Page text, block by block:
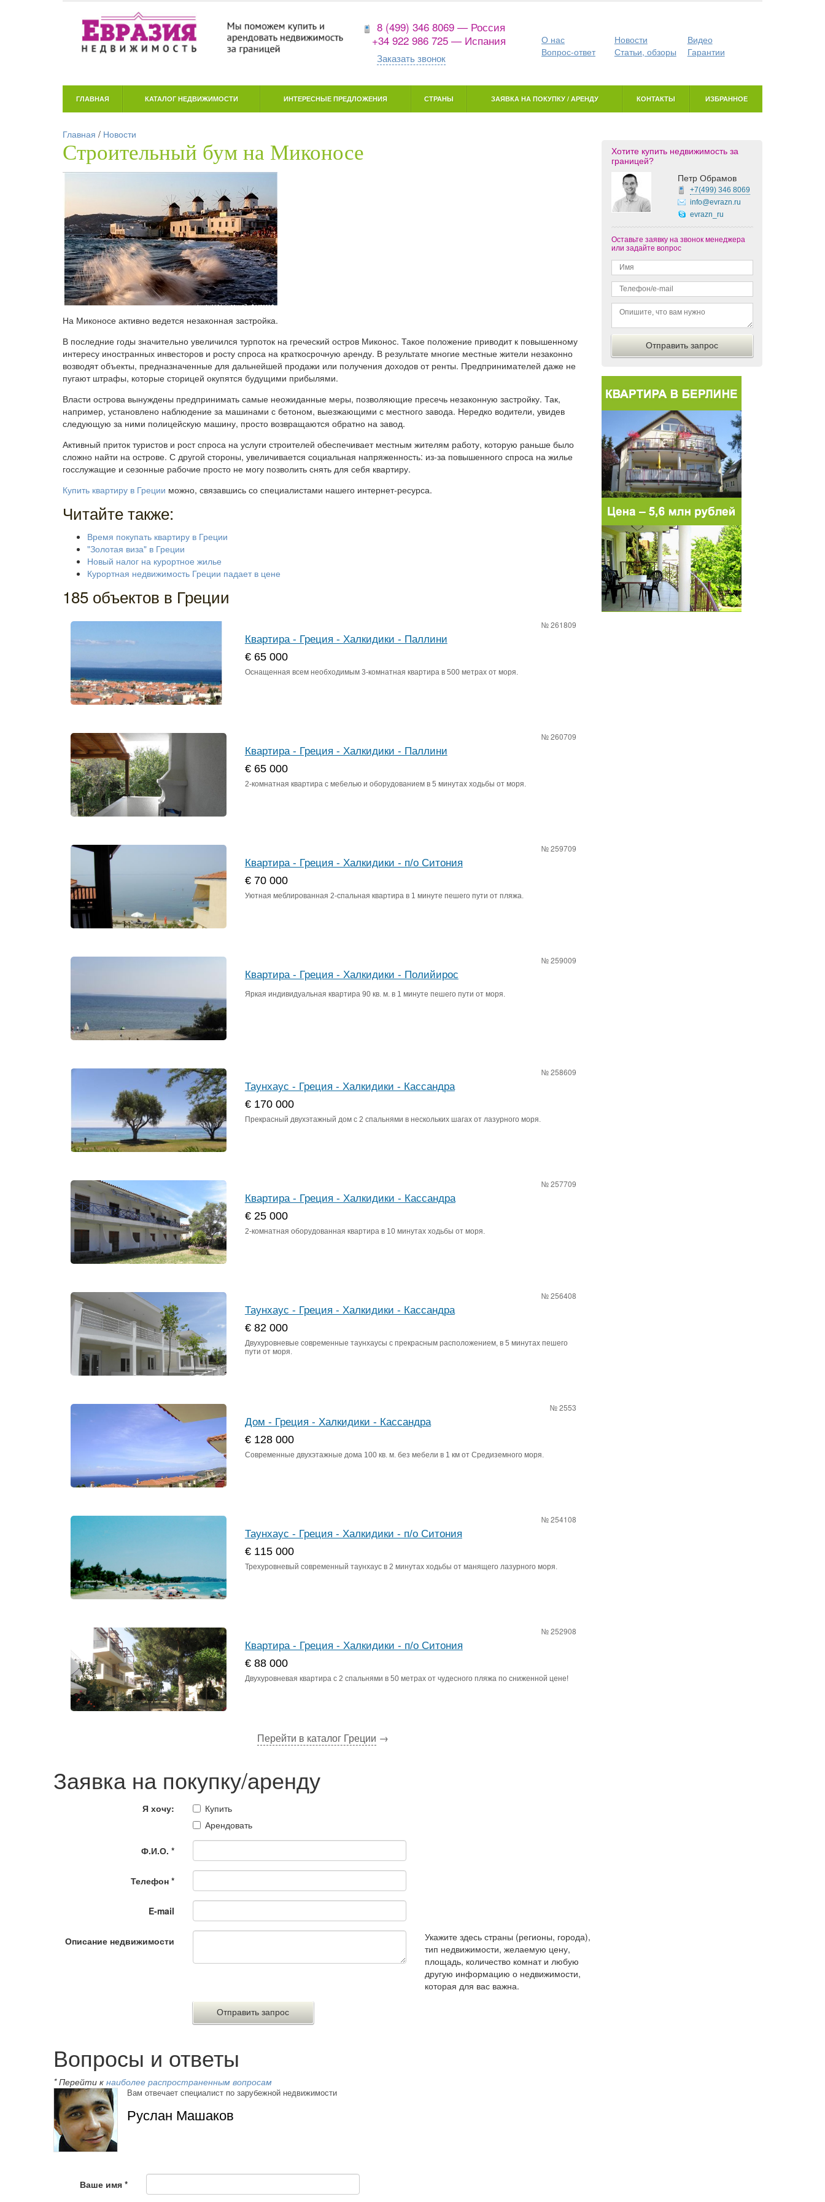
8 (499) 346 8069 — Россия
+34 922 986 725 — Испания
Заказать звонок
О нас Новости
Видео
Вопрос-ответ
Статьи, обзоры Гарантии
ГЛАВНАЯ КАТАЛОГ НЕДВИЖИМОСТИ ИНТЕРЕСНЫЕ ПРЕДЛОЖЕНИЯ СТРАНЫ ЗАЯВКА НА ПОКУПКУ / АРЕНДУ КОНТАКТЫ ИЗБРАННОЕ
Главная / Новости
Строительный бум на Миконосе
На Миконосе активно ведется незаконная застройка.
В последние годы значительно увеличился турпоток на греческий остров Миконос. Такое положение приводит к повышенному
интересу иностранных инвесторов и росту спроса на краткосрочную аренду. В результате многие местные жители незаконно
возводят объекты, предназначенные для дальнейшей продажи или получения доходов от ренты. Предпринимателей даже не
пугают штрафы, которые сторицей окупятся будущими прибылями.
Власти острова вынуждены предпринимать самые неожиданные меры, позволяющие пресечь незаконную застройку. Так,
например, установлено наблюдение за машинами с бетоном, выезжающими с местного завода. Нередко водители, увидев
следующую за ними полицейскую машину, просто возвращаются обратно на завод.
Активный приток туристов и рост спроса на услуги строителей обеспечивает местным жителям работу, которую раньше было
сложно найти на острове. С другой стороны, увеличивается социальная напряженность: из-за повышенного спроса на жилье
госслужащие и сезонные рабочие просто не могу позволить снять для себя квартиру.
Купить квартиру в Греции можно, связавшись со специалистами нашего интернет-ресурса.
Читайте также:
Время покупать квартиру в Греции
"Золотая виза" в Греции
Новый налог на курортное жилье
Курортная недвижимость Греции падает в цене
185 объектов в Греции
№ 261809
Квартира - Греция - Халкидики - Паллини
€ 65 000
Оснащенная всем необходимым 3-комнатная квартира в 500 метрах от моря.
№ 260709
Квартира - Греция - Халкидики - Паллини
€ 65 000
2-комнатная квартира с мебелью и оборудованием в 5 минутах ходьбы от моря.
№ 259709
Квартира - Греция - Халкидики - п/о Ситония
€ 70 000
Уютная меблированная 2-спальная квартира в 1 минуте пешего пути от пляжа.
№ 259009
Квартира - Греция - Халкидики - Полийирос
Яркая индивидуальная квартира 90 кв. м. в 1 минуте пешего пути от моря.
№ 258609
Таунхаус - Греция - Халкидики - Кассандра
€ 170 000
Прекрасный двухэтажный дом с 2 спальнями в нескольких шагах от лазурного моря.
№ 257709
Квартира - Греция - Халкидики - Кассандра
€ 25 000
2-комнатная оборудованная квартира в 10 минутах ходьбы от моря.
№ 256408
Таунхаус - Греция - Халкидики - Кассандра
€ 82 000
Двухуровневые современные таунхаусы с прекрасным расположением, в 5 минутах пешего
пути от моря.
№ 2553
Дом - Греция - Халкидики - Кассандра
€ 128 000
Современные двухэтажные дома 100 кв. м. без мебели в 1 км от Средиземного моря.
№ 254108
Таунхаус - Греция - Халкидики - п/о Ситония
€ 115 000
Трехуровневый современный таунхаус в 2 минутах ходьбы от манящего лазурного моря.
№ 252908
Квартира - Греция - Халкидики - п/о Ситония
€ 88 000
Двухуровневая квартира с 2 спальнями в 50 метрах от чудесного пляжа по сниженной цене!
Перейти в каталог Греции →
Заявка на покупку/аренду
Я хочу:
Купить
Арендовать
Ф.И.О. *
Телефон *
E-mail
Описание недвижимости
Укажите здесь страны (регионы, города),
тип недвижимости, желаемую цену,
площадь, количество комнат и любую
другую информацию о недвижимости,
которая для вас важна.
Вопросы и ответы
* Перейти к наиболее распространенным вопросам
Вам отвечает специалист по зарубежной недвижимости
Руслан Машаков
Ваше имя*
Хотите купить недвижимость за
границей?
Петр Обрамов
+7(499)346 8069
info@evrazn.ru
evrazn_ru
Оставьте заявку на звонок менеджера
или задайте вопрос